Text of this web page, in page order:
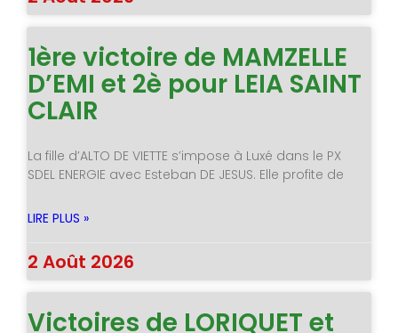
1ère victoire de MAMZELLE
D’EMI et 2è pour LEIA SAINT
CLAIR
La fille d’ALTO DE VIETTE s’impose à Luxé dans le PX
SDEL ENERGIE avec Esteban DE JESUS. Elle profite de
LIRE PLUS »
2 Août 2026
Victoires de LORIQUET et